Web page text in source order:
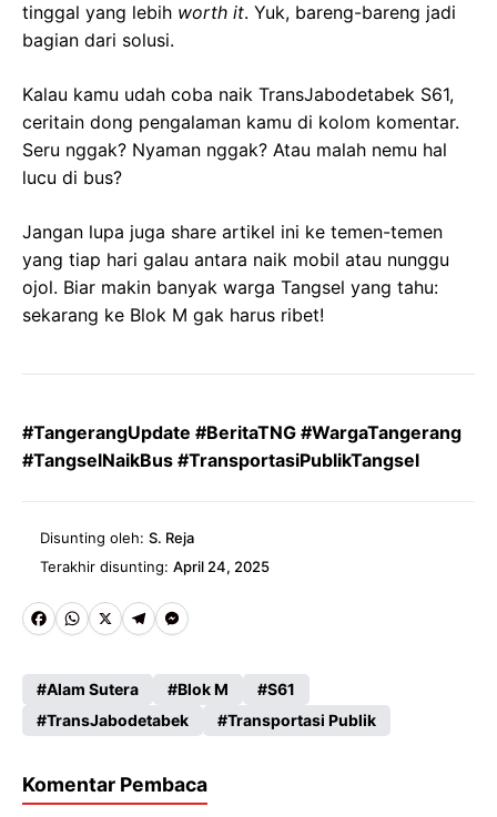
tinggal yang lebih worth it. Yuk, bareng-bareng jadi
bagian dari solusi.
Kalau kamu udah coba naik TransJabodetabek S61,
ceritain dong pengalaman kamu di kolom komentar.
Seru nggak? Nyaman nggak? Atau malah nemu hal
lucu di bus?
Jangan lupa juga share artikel ini ke temen-temen
yang tiap hari galau antara naik mobil atau nunggu
ojol. Biar makin banyak warga Tangsel yang tahu:
sekarang ke Blok M gak harus ribet!
#TangerangUpdate #BeritaTNG #WargaTangerang
#TangselNaikBus #TransportasiPublikTangsel
Disunting oleh: S. Reja
Terakhir disunting: April 24, 2025
Fa
b
o
k
W
ts
A
p
X
Te
gr
a
M
se
n
er
Alam Sutera Blok M
S61
TransJabodetabek
Transportasi Publik
Komentar Pembaca